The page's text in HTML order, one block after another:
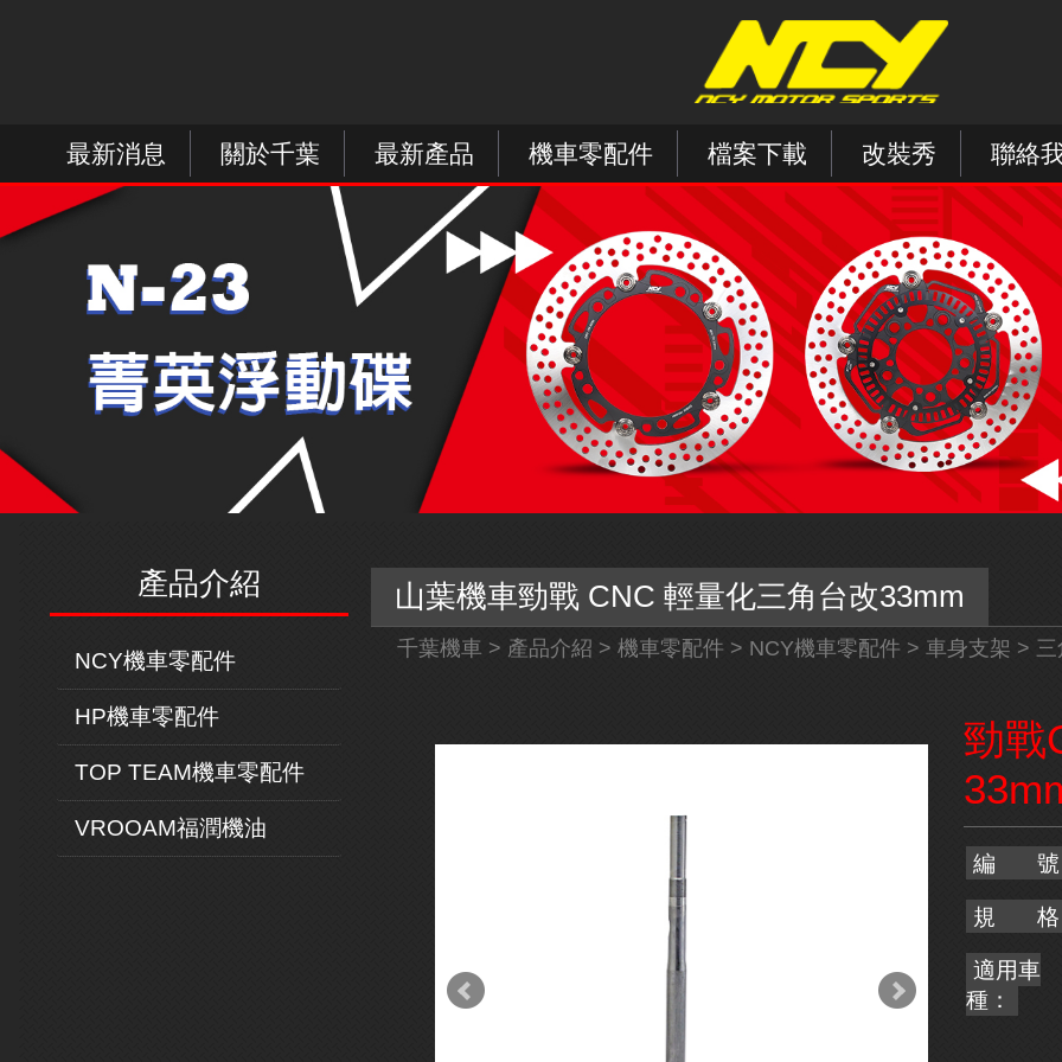
最新消息 關於千葉 最新產品 機車零配件 檔案下載 改裝秀 聯絡
產品介紹
NCY機車零配件
HP機車零配件
TOP TEAM機車零配件
VROOAM福潤機油
山葉機車勁戰 CNC 輕量化三角台改33mm
千葉機車 > 產品介紹 > 機車零配件 > NCY機車零配件 > 車身支架 >
勁戰
編 號
規 格
適用車
種：